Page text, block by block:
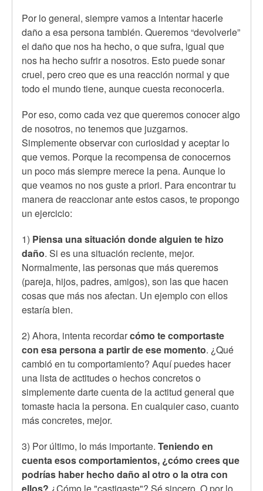
Por lo general, siempre vamos a intentar hacerle
daño a esa persona también. Queremos “devolverle”
el daño que nos ha hecho, o que sufra, igual que
nos ha hecho sufrir a nosotros. Esto puede sonar
cruel, pero creo que es una reacción normal y que
todo el mundo tiene, aunque cuesta reconocerla.
Por eso, como cada vez que queremos conocer algo
de nosotros, no tenemos que juzgarnos.
Simplemente observar con curiosidad y aceptar lo
que vemos. Porque la recompensa de conocernos
un poco más siempre merece la pena. Aunque lo
que veamos no nos guste a priori. Para encontrar tu
manera de reaccionar ante estos casos, te propongo
un ejercicio:
1) Piensa una situación donde alguien te hizo
daño. Si es una situación reciente, mejor.
Normalmente, las personas que más queremos
(pareja, hijos, padres, amigos), son las que hacen
cosas que más nos afectan. Un ejemplo con ellos
estaría bien.
2) Ahora, intenta recordarcómo te comportaste
con esa persona a partir de ese momento. ¿Qué
cambió en tu comportamiento? Aquí puedes hacer
una lista de actitudes o hechos concretos o
simplemente darte cuenta de la actitud general que
tomaste hacia la persona. En cualquier caso, cuanto
más concretes, mejor.
3) Por último, lo más importante. Teniendo en
cuenta esos comportamientos, ¿cómo crees que
podrías haber hecho daño al otro o la otra con